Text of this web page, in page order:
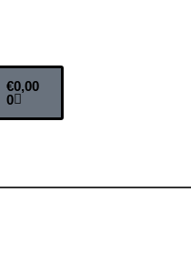
€0,00
0